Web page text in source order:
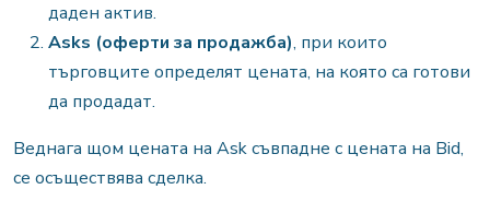
даден актив.
Asks (оферти за продажба), при които
търговците определят цената, на която са готови
да продадат.
Веднага щом цената на Ask съвпадне с цената на Bid,
се осъществява сделка.